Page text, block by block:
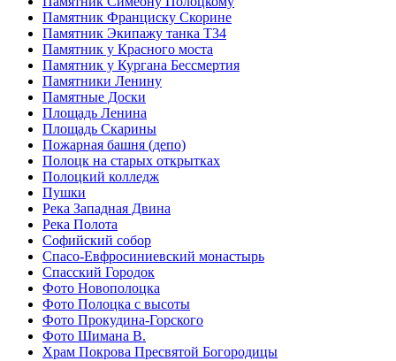
Памятник Франциску Скорине
Памятник Экипажу танка Т34
Памятник у Красного моста
Памятник у Кургана Бессмертия
Памятники Ленину
Памятные Доски
Площадь Ленина
Площадь Скарины
Пожарная башня (депо)
Полоцк на старых открытках
Полоцкий колледж
Пушки
Река Западная Двина
Река Полота
Софийский собор
Спасо-Евфросиниевский монастырь
Спасский Городок
Фото Новополоцка
Фото Полоцка с высоты
Фото Прокудина-Горского
Фото Шимана В.
Храм Покрова Пресвятой Богородицы